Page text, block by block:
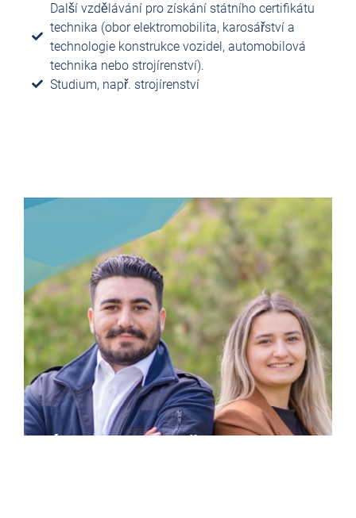
Další vzdělávání pro získání státního certifikátu
technika (obor elektromobilita, karosářství a
technologie konstrukce vozidel, automobilová
technika nebo strojírenství).
Studium, např. strojírenství